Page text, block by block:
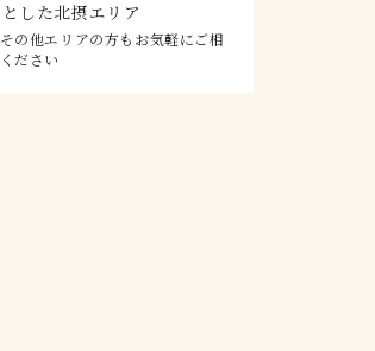
した北摂エリア
の他エリアの方もお気軽にご相
ださい